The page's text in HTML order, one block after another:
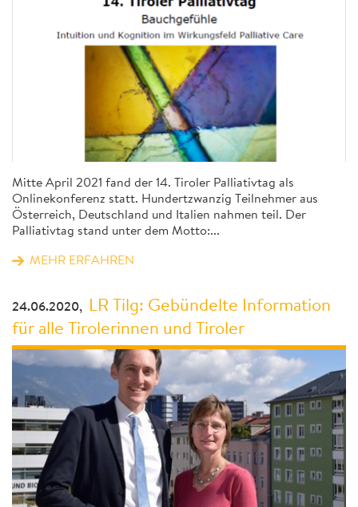
Mitte April 2021 fand der 14. Tiroler Palliativtag als
Onlinekonferenz statt. Hundertzwanzig Teilnehmer aus
Österreich, Deutschland und Italien nahmen teil. Der
Palliativtag stand unter dem Motto:...
MEHR ERFAHREN
24.06.2020,
LR Tilg: Gebündelte Information
für alle Tirolerinnen und Tiroler